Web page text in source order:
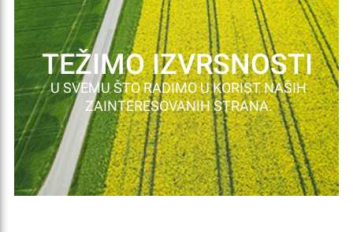
TEŽIMO IZVRSNOSTI
U SVEMU ŠTO RADIMO U KORIST NAŠIH
ZAINTERESOVANIH STRANA.